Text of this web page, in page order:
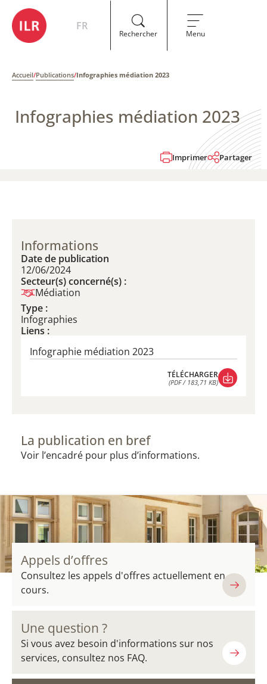
FR
Rechercher Menu
Accueil/Publications/Infographies médiation 2023
Infographies médiation 2023
Imprimer Partager
Informations
Date de publication
12/06/2024
Secteur(s) concerné(s) :
Médiation
Type :
Infographies
Liens :
Infographie médiation 2023
TÉLÉCHARGER
(PDF / 183,71 KB)
La publication en bref
Voir l’encadré pour plus d’informations.
Appels d’offres
Consultez les appels d'offres actuellement en
cours.
Une question ?
Si vous avez besoin d'informations sur nos
services, consultez nos FAQ.